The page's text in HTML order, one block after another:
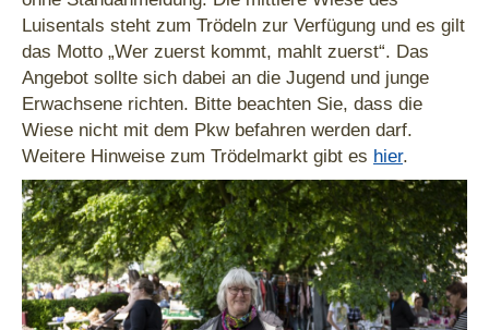
Luisentals steht zum Trödeln zur Verfügung und es gilt
das Motto „Wer zuerst kommt, mahlt zuerst“. Das
Angebot sollte sich dabei an die Jugend und junge
Erwachsene richten. Bitte beachten Sie, dass die
Wiese nicht mit dem Pkw befahren werden darf.
Weitere Hinweise zum Trödelmarkt gibt es hier.